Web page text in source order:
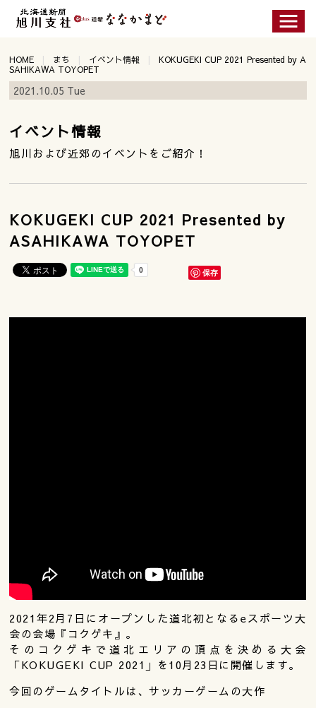
HOME まち イベント情報
KOKUGEKI CUP 2021 Presented by A
SAHIKAWA TOYOPET
2021.10.05 Tue
イベント情報
旭川および近郊のイベントをご紹介！
KOKUGEKI CUP 2021 Presented by
ASAHIKAWA TOYOPET
保存
2021年2月7日にオープンした道北初となるeスポーツ大
会の会場『コクゲキ』。
そのコクゲキで道北エリアの頂点を決める大会
「KOKUGEKI CUP 2021」を10月23日に開催します。
今回のゲームタイトルは、サッカーゲームの大作